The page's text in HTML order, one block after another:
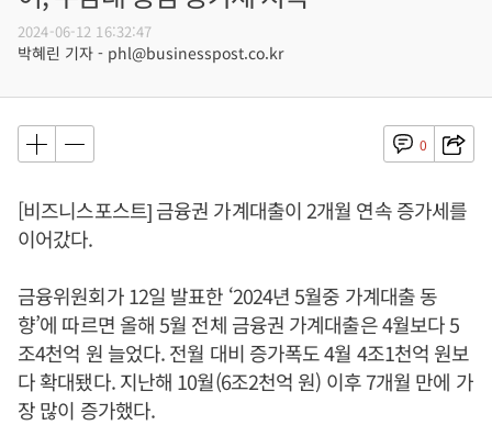
2024-06-12 16:32:47
박혜린 기자 - phl@businesspost.co.kr
0
[비즈니스포스트] 금융권 가계대출이 2개월 연속 증가세를
이어갔다.
금융위원회가 12일 발표한 ‘2024년 5월중 가계대출 동
향’에 따르면 올해 5월 전체 금융권 가계대출은 4월보다 5
조4천억 원 늘었다. 전월 대비 증가폭도 4월 4조1천억 원보
다 확대됐다. 지난해 10월(6조2천억 원) 이후 7개월 만에 가
장 많이 증가했다.